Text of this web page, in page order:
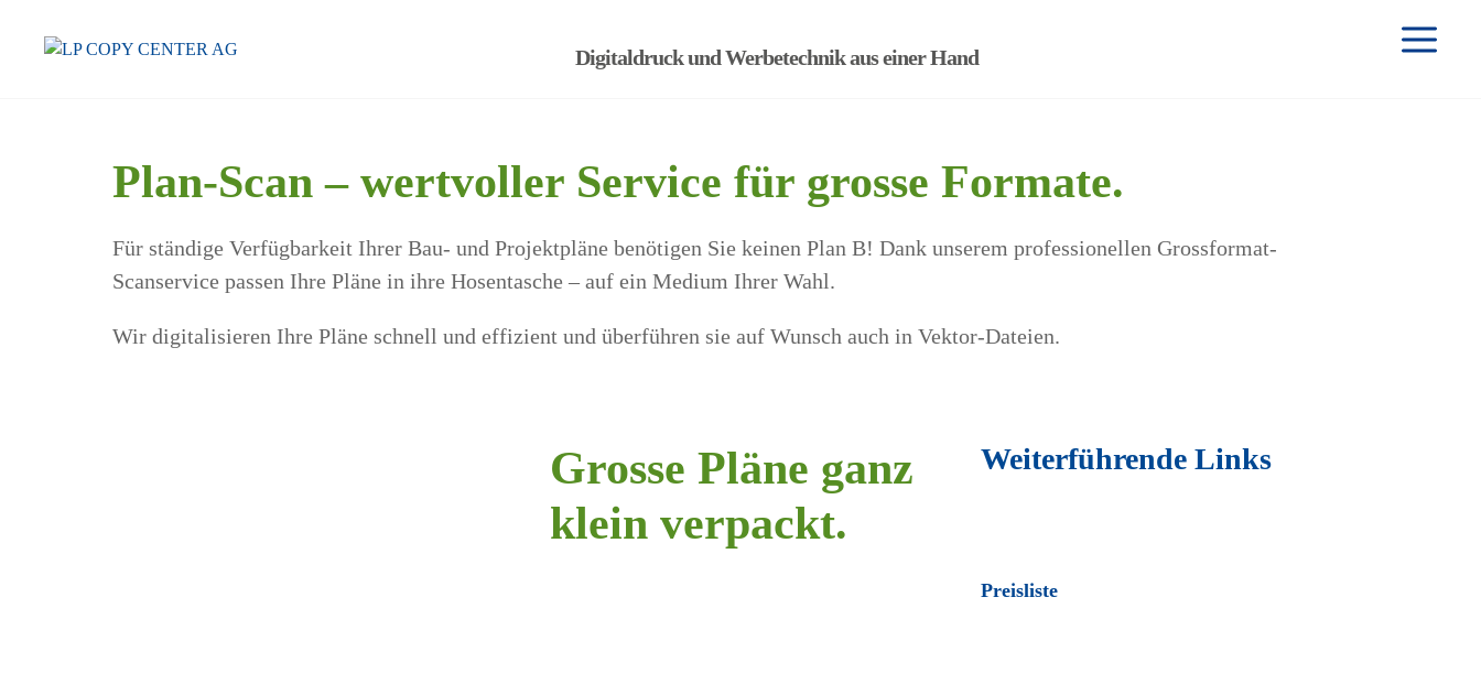
Digitaldruck und Werbetechnik aus einer Hand
Plan-Scan – wertvoller Service für grosse Formate.
Für ständige Verfügbarkeit Ihrer Bau- und Projektpläne benötigen Sie keinen Plan B! Dank unserem professionellen Grossformat-
Scanservice passen Ihre Pläne in ihre Hosentasche – auf ein Medium Ihrer Wahl.
Wir digitalisieren Ihre Pläne schnell und effizient und überführen sie auf Wunsch auch in Vektor-Dateien.
Grosse Pläne ganz
klein verpackt.
Weiterführende Links
Preisliste